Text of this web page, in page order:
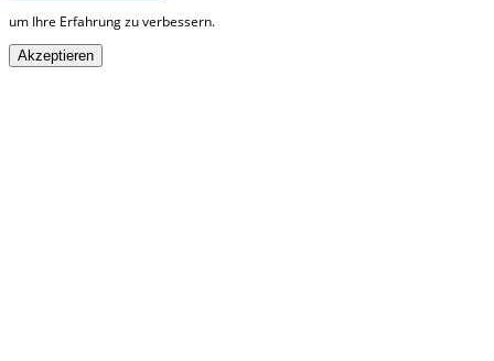
um Ihre Erfahrung zu verbessern.
Akzeptieren